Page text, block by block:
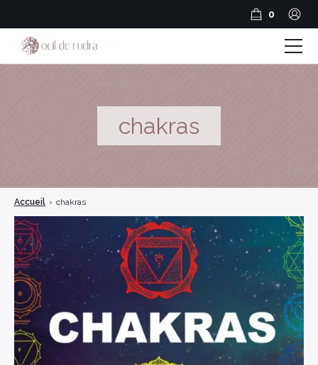
chakras
Accueil › chakras
0
Encens en résine
Encens Bâtonnets
Encens en cônes
Encens herbes séchées
Guide Rudraksha
BLOG